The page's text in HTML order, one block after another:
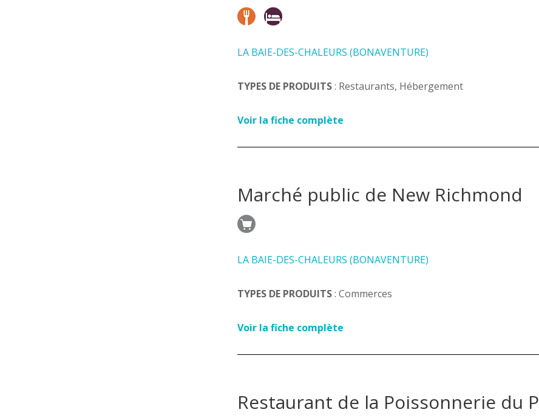
LA BAIE-DES-CHALEURS (BONAVENTURE)
TYPES DE PRODUITS: Restaurants, Hébergement
Voir la fiche complète
Marché public de New Richmond
LA BAIE-DES-CHALEURS (BONAVENTURE)
TYPES DE PRODUITS: Commerces
Voir la fiche complète
Restaurant de la Poissonnerie du